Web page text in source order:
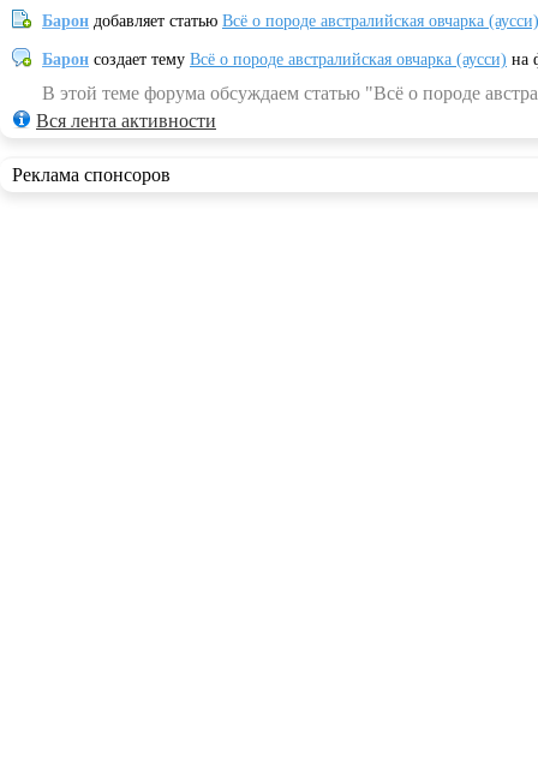
Барон добавляет статью Всё о породе австралийская овчарка (аусси)
Барон создает тему Всё о породе австралийская овчарка (аусси) на
В этой теме форума обсуждаем статью "Всё о породе
Вся лента активности
Реклама спонсоров